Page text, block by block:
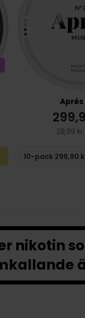
Après
29,99
nikotin